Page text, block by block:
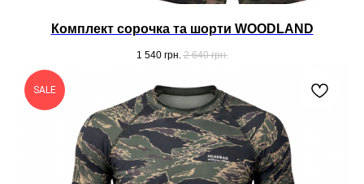
Комплект сорочка та шорти WOODLAND
1 540 грн. 2 640 грн.
SALE